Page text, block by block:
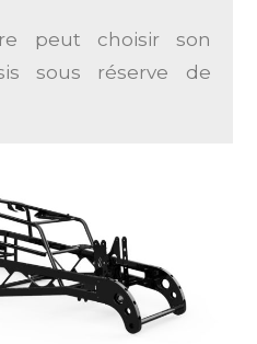
peut choisir son
sous réserve de